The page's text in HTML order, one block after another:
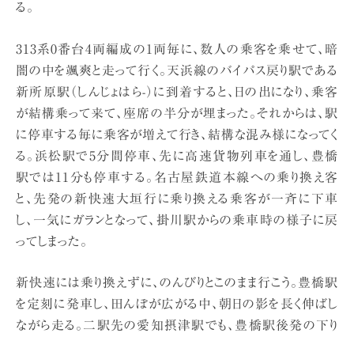
る。
313系0番台4両編成の1両毎に、数人の乗客を乗せて、暗
闇の中を颯爽と走って行く。天浜線のバイパス戻り駅である
新所原駅（しんじょはら-）に到着すると、日の出になり、乗客
が結構乗って来て、座席の半分が埋まった。それからは、駅
に停車する毎に乗客が増えて行き、結構な混み様になってく
る。浜松駅で5分間停車、先に高速貨物列車を通し、豊橋
駅では11分も停車する。名古屋鉄道本線への乗り換え客
と、先発の新快速大垣行に乗り換える乗客が一斉に下車
し、一気にガランとなって、掛川駅からの乗車時の様子に戻
ってしまった。
新快速には乗り換えずに、のんびりとこのまま行こう。豊橋駅
を定刻に発車し、田んぼが広がる中、朝日の影を長く伸ばし
ながら走る。二駅先の愛知摂津駅でも、豊橋駅後発の下り